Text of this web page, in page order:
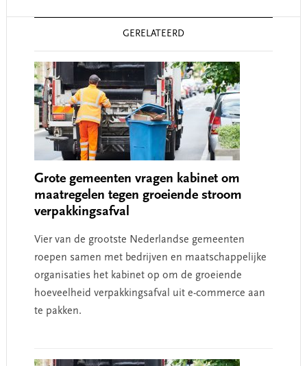
GERELATEERD
Grote gemeenten vragen kabinet om
maatregelen tegen groeiende stroom
verpakkingsafval
Vier van de grootste Nederlandse gemeenten
roepen samen met bedrijven en maatschappelijke
organisaties het kabinet op om de groeiende
hoeveelheid verpakkingsafval uit e-commerce aan
te pakken.